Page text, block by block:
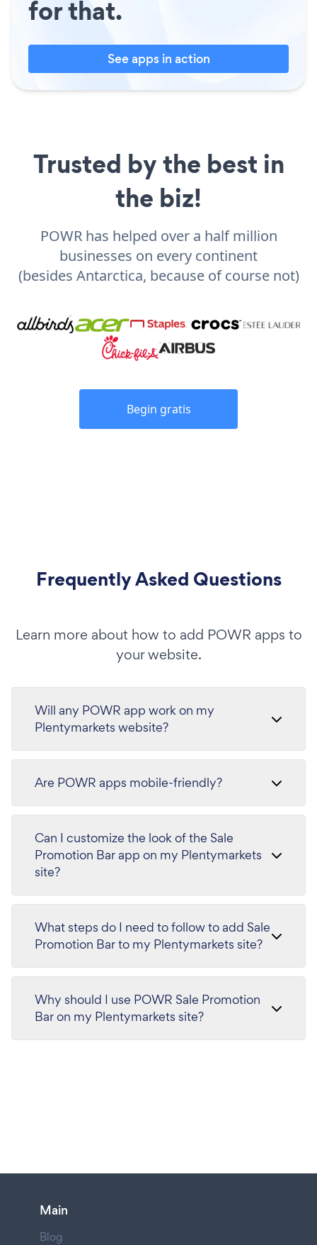
for that.
See apps in action
Trusted by the best in
the biz!
POWR has helped over a half million
businesses on every continent
(besides Antarctica, because of course not)
Begin gratis
Frequently Asked Questions
Learn more about how to add POWR apps to
your website.
Will any POWR app work on my
Plentymarkets website?
Are POWR apps mobile-friendly?
Can I customize the look of the Sale
Promotion Bar app on my Plentymarkets
site?
What steps do I need to follow to add Sale
Promotion Bar to my Plentymarkets site?
Why should I use POWR Sale Promotion
Bar on my Plentymarkets site?
Main
Blog